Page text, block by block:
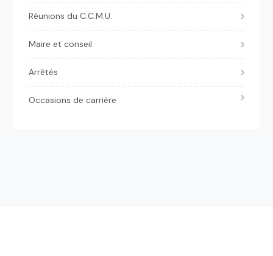
Réunions du C.C.M.U.
Maire et conseil
Arrêtés
Occasions de carrière